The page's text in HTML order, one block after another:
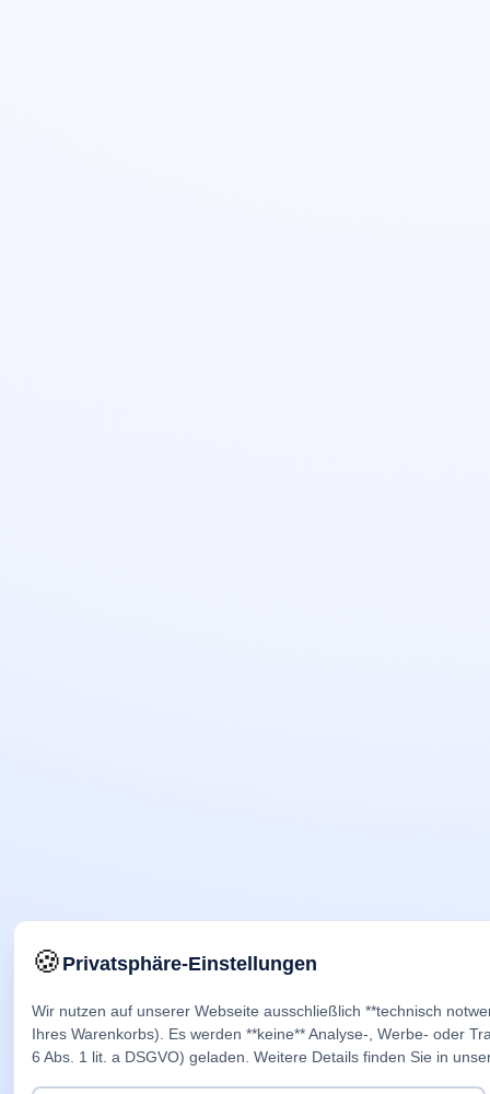
🍪Privatsphäre-Einstellungen
Wir nutzen auf unserer Webseite ausschließlich **technisch
Ihres Warenkorbs). Es werden **keine** Analyse-, Werbe- oder
6 Abs. 1 lit. a DSGVO) geladen. Weitere Details finden Sie in